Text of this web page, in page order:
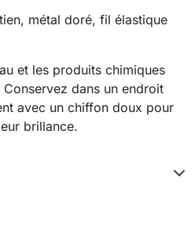
métal doré, fil élastique
et les produits chimiques
dans un endroit
avec un chiffon doux pour
brillance.